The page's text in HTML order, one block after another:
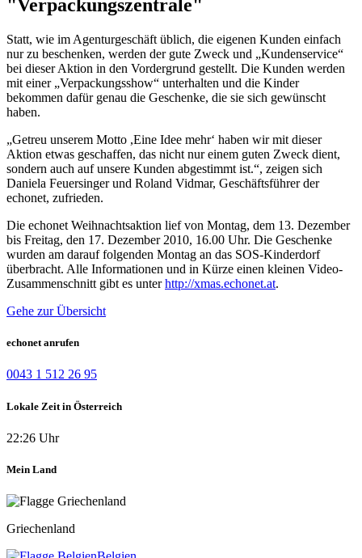
"Verpackungszentrale"
Statt, wie im Agenturgeschäft üblich, die eigenen Kunden einfach
nur zu beschenken, werden der gute Zweck und „Kundenservice“
bei dieser Aktion in den Vordergrund gestellt. Die Kunden werden
mit einer „Verpackungsshow“ unterhalten und die Kinder
bekommen dafür genau die Geschenke, die sie sich gewünscht
haben.
„Getreu unserem Motto ,Eine Idee mehr‘ haben wir mit dieser
Aktion etwas geschaffen, das nicht nur einem guten Zweck dient,
sondern auch auf unsere Kunden abgestimmt ist.“, zeigen sich
Daniela Feuersinger und Roland Vidmar, Geschäftsführer der
echonet, zufrieden.
Die echonet Weihnachtsaktion lief von Montag, dem 13. Dezember
bis Freitag, den 17. Dezember 2010, 16.00 Uhr. Die Geschenke
wurden am darauf folgenden Montag an das SOS-Kinderdorf
überbracht. Alle Informationen und in Kürze einen kleinen Video-
Zusammenschnitt gibt es unterhttp://xmas.echonet.at.
Gehe zur Übersicht
echonet anrufen
0043 1 512 26 95
Lokale Zeit in Österreich
22:26 Uhr
Mein Land
Griechenland